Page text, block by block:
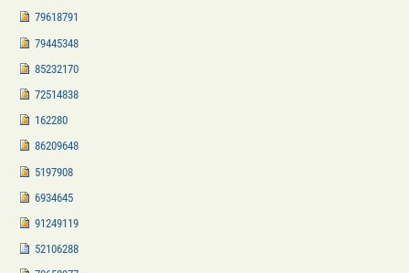
79618791
79445348
85232170
72514838
162280
86209648
5197908
6934645
91249119
52106288